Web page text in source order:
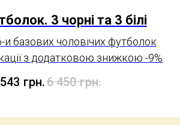
3 чорні та 3 білі
базових чоловічих футболок
з додатковою знижкою -9%
грн.6 450 грн.